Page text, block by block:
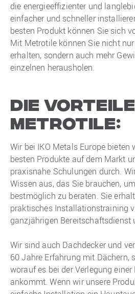
die energieeffizienter und
einfacher und schneller
besten Produkt können Sie sich
Mit Metrotile können Sie nicht
erhalten, sondern auch mehr
einzelnen herausholen.
DIE
METROTILE:
Wir bei IKO Metals Europe bieten
besten Produkte auf dem Markt
praxisnahe Schulungen durch.
Wissen aus, das Sie brauchen,
bestmöglich zu beraten. Sie
praktisches Installationstraining
ganzjährigen Bereitschaftsdienst
Wir sind auch Dachdecker und
60 Jahre Erfahrung mit Dächern,
worauf es bei der Verlegung
ankommt. Wenn wir unsere